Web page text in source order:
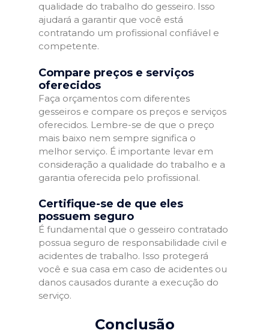
qualidade do trabalho do gesseiro. Isso
ajudará a garantir que você está
contratando um profissional confiável e
competente.
Compare preços e serviços
oferecidos
Faça orçamentos com diferentes
gesseiros e compare os preços e serviços
oferecidos. Lembre-se de que o preço
mais baixo nem sempre significa o
melhor serviço. É importante levar em
consideração a qualidade do trabalho e a
garantia oferecida pelo profissional.
Certifique-se de que eles
possuem seguro
É fundamental que o gesseiro contratado
possua seguro de responsabilidade civil e
acidentes de trabalho. Isso protegerá
você e sua casa em caso de acidentes ou
danos causados durante a execução do
serviço.
Conclusão